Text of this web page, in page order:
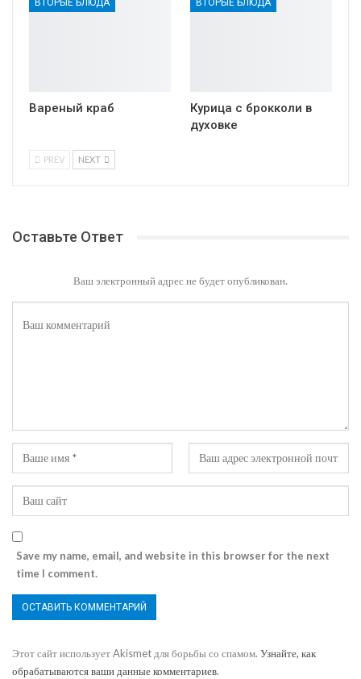
ВТОРЫЕ БЛЮДА
Вареный краб
ВТОРЫЕ БЛЮДА
Курица с брокколи в
духовке
PREV NEXT
Оставьте Ответ
Ваш электронный адрес не будет опубликован.
Save my name, email, and website in this browser for the next
time I comment.
Этот сайт использует Akismet для борьбы со спамом. Узнайте, как
обрабатываются ваши данные комментариев.